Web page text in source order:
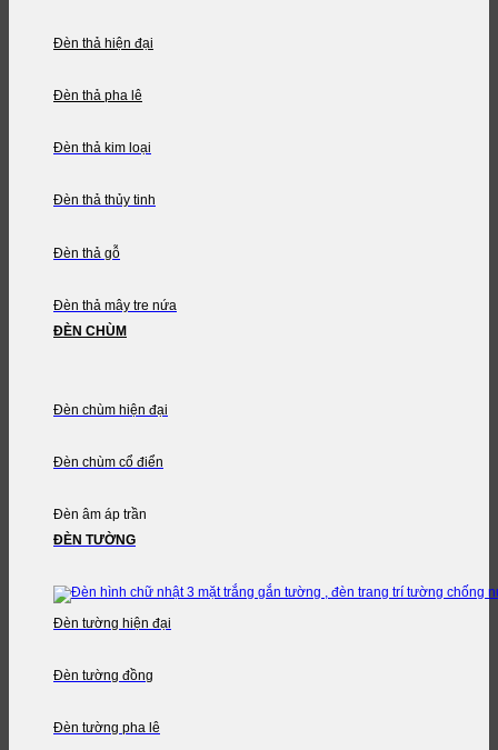
Đèn thả hiện đại
Đèn thả pha lê
Đèn thả kim loại
Đèn thả thủy tinh
Đèn thả gỗ
Đèn thả mây tre nứa
ĐÈN CHÙM
Đèn chùm hiện đại
Đèn chùm cổ điển
Đèn âm áp trần
ĐÈN TƯỜNG
Đèn tường hiện đại
Đèn tường đồng
Đèn tường pha lê